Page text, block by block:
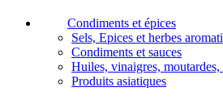
Condiments et épices
Sels, Epices et herbes
Condiments et sauces
Huiles, vinaigres, moutardes,
Produits asiatiques